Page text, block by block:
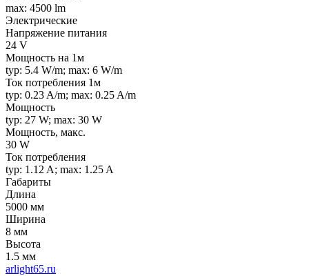
max: 4500 lm
Электрические
Напряжение питания
24 V
Мощность на 1м
typ: 5.4 W/m; max: 6 W/m
Ток потребления 1м
typ: 0.23 A/m; max: 0.25 A/m
Мощность
typ: 27 W; max: 30 W
Мощность, макс.
30 W
Ток потребления
typ: 1.12 A; max: 1.25 A
Габариты
Длина
5000 мм
Ширина
8 мм
Высота
1.5 мм
arlight65.ru